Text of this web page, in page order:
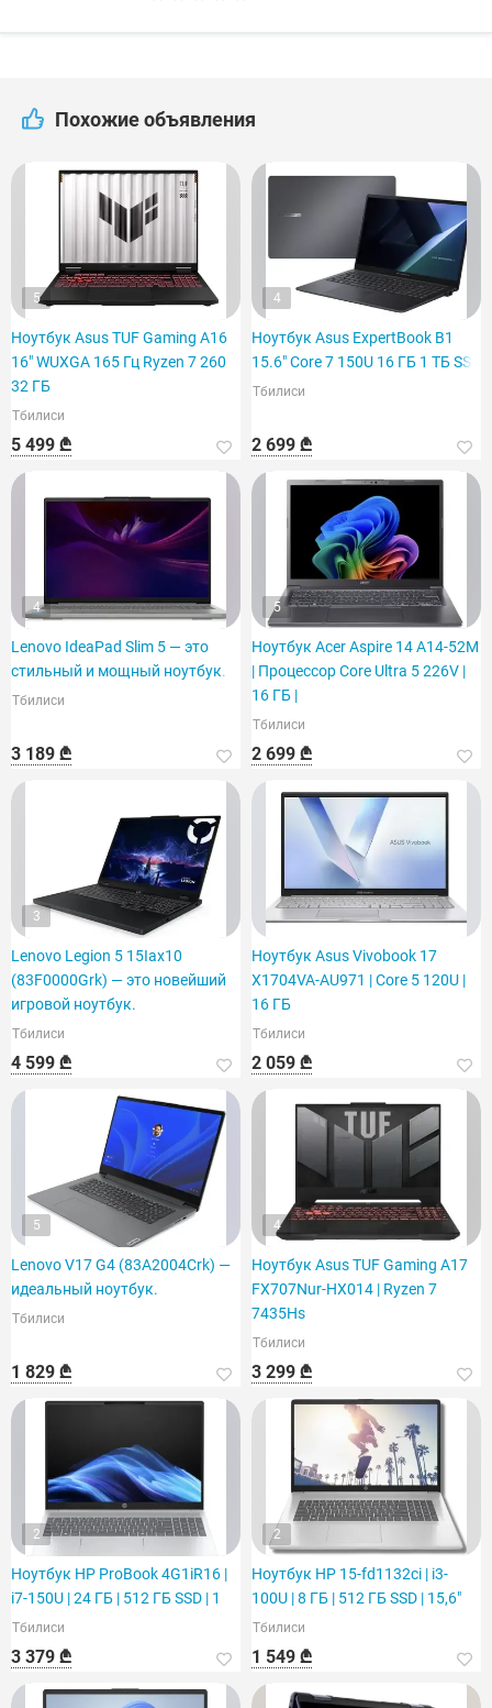
Похожие объявления
5
Ноутбук Asus TUF Gaming A16
16" WUXGA 165 Гц Ryzen 7 260
32 ГБ
Тбилиси
5 499 ₾
4
Ноутбук Asus ExpertBook B1
15.6" Core 7 150U 16 ГБ 1 ТБ SSD
Тбилиси
2 699 ₾
4
Lenovo IdeaPad Slim 5 — это
стильный и мощный ноутбук.
Тбилиси
3 189 ₾
5
Ноутбук Acer Aspire 14 A14-52M
| Процессор Core Ultra 5 226V |
16 ГБ |
Тбилиси
2 699 ₾
3
Lenovo Legion 5 15Iax10
(83F0000Grk) — это новейший
игровой ноутбук.
Тбилиси
4 599 ₾
Ноутбук Asus Vivobook 17
X1704VA-AU971 | Core 5 120U |
16 ГБ
Тбилиси
2 059 ₾
5
Lenovo V17 G4 (83A2004Crk) —
идеальный ноутбук.
Тбилиси
1 829 ₾
4
Ноутбук Asus TUF Gaming A17
FX707Nur-HX014 | Ryzen 7
7435Hs
Тбилиси
3 299 ₾
2
Ноутбук HP ProBook 4G1iR16 |
i7-150U | 24 ГБ | 512 ГБ SSD | 1
Тбилиси
3 379 ₾
2
Ноутбук HP 15-fd1132ci | i3-
100U | 8 ГБ | 512 ГБ SSD | 15,6"
Тбилиси
1 549 ₾